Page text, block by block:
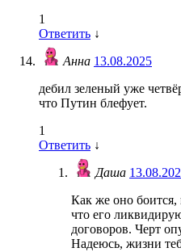
1
Ответить ↓
Анна 13.08.2025
дебил зеленый уже
что Путин блефует.
1
Ответить ↓
Даша
Как же оно боится,
что его
договоров. Черт
Надеюсь, жизни